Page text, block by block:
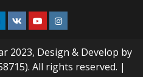
VK YoutubeInstagram
2023, Design & Develop by
All rights reserved. |